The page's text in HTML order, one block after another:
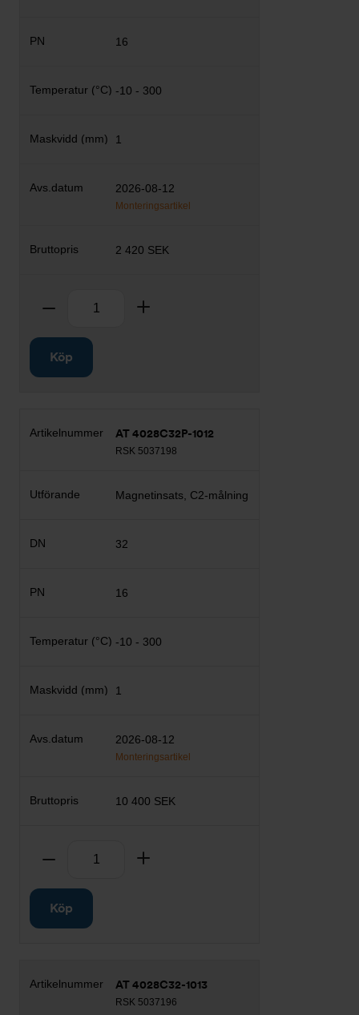
16
-10 - 300
1
2026-08-12
Monteringsartikel
2 420 SEK
Ta bort
Köp
AT 4028C32P-1012
RSK 5037198
Magnetinsats, C2-målning
32
16
-10 - 300
1
2026-08-12
Monteringsartikel
10 400 SEK
Ta bort
Köp
AT 4028C32-1013
RSK 5037196